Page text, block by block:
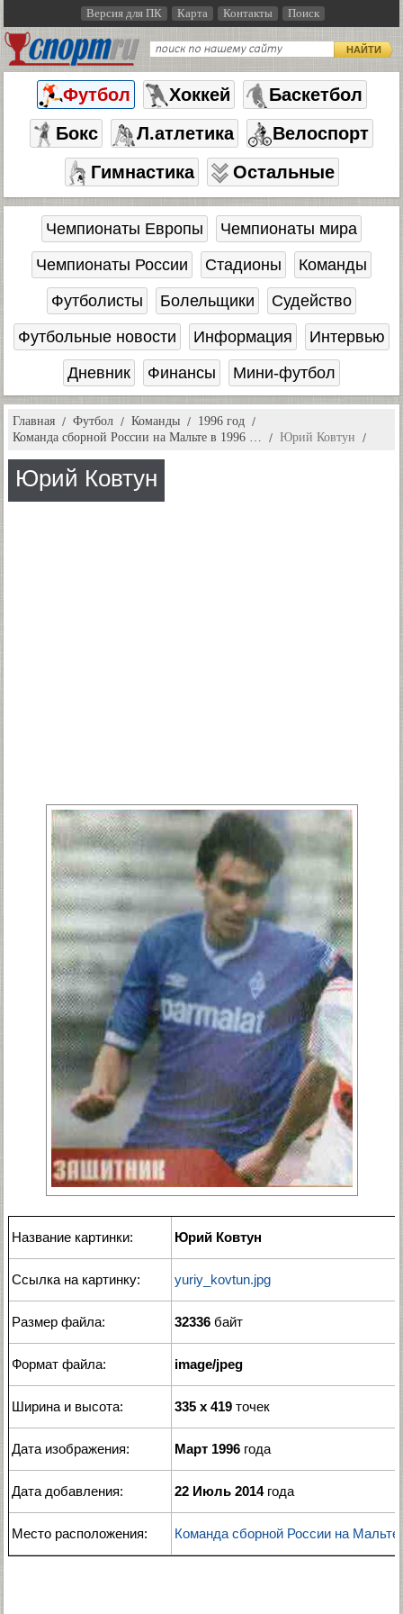
Версия для ПК Карта Контакты Поиск
НАЙТИ
Футбол Хоккей
Баскетбол
Бокс
Л.атлетика
Велоспорт
Гимнастика
Остальные
Чемпионаты Европы
Чемпионаты мира
Чемпионаты России
Стадионы
Команды
Футболисты
Болельщики
Судейство
Футбольные новости
Информация
Интервью
Дневник
Финансы Мини-футбол
Главная Футбол Команды
1996 год
Команда сборной России на Мальте в 1996 …
Юрий Ковтун
Юрий Ковтун
Название картинки: Юрий Ковтун
Ссылка на картинку: yuriy_kovtun.jpg
Размер файла: 32336 байт
Формат файла: image/jpeg
Ширина и высота: 335 x 419 точек
Дата изображения: Март 1996 года
Дата добавления: 22 Июль 2014года
Место расположения: Команда сборной России на Мальте